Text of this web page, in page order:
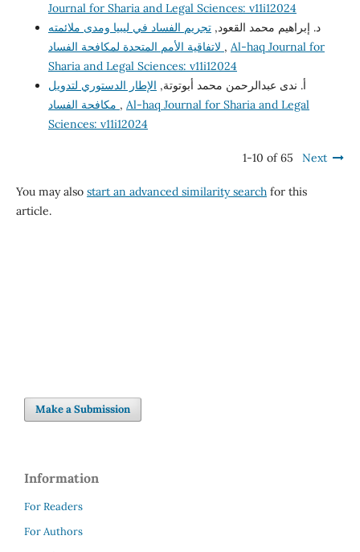
Journal for Sharia and Legal Sciences: v11i12024
د. إبراهيم محمد القعود,تجريم الفساد في ليبيا ومدى ملائمته
, Al-haq Journal for
Sharia and Legal Sciences: v11i12024
أ. ندى عبدالرحمن محمد أبوتوتة, الإطار الدستوري لتدويل
, Al-haq Journal for Sharia and Legal
Sciences: v11i12024
1-10 of 65 Next
You may also start an advanced similarity searchfor this
article.
Make a Submission
Information
For Readers
For Authors